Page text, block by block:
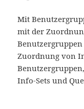
Mit
mit der
Zuordnung von
Info-Sets und